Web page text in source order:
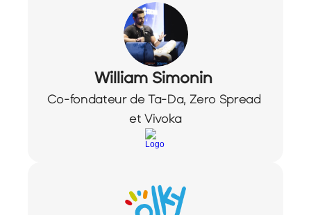
William Simonin
Co-fondateur de Ta-Da, Zero Spread
et Vivoka